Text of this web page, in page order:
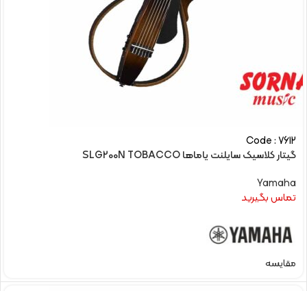
Code : 7612
گیتار کلاسیک سایلنت یاماها SLG200N TOBACCO
Yamaha
تماس بگیرید
مقایسه